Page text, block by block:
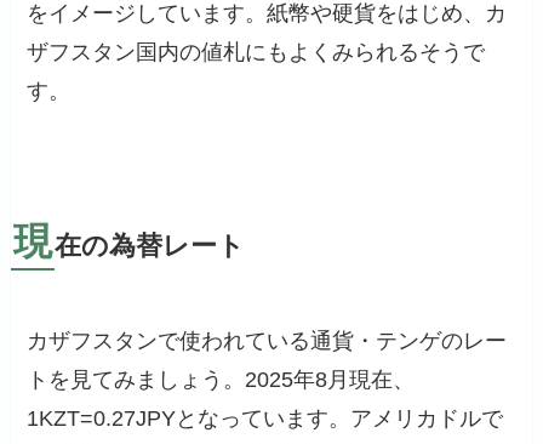
をイメージしています。紙幣や硬貨をはじめ、カ
ザフスタン国内の値札にもよくみられるそうで
す。
現在の為替レート
カザフスタンで使われている通貨・テンゲのレー
トを見てみましょう。2025年8月現在、
1KZT=0.27JPYとなっています。アメリカドルで